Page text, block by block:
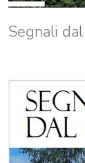
Segnali